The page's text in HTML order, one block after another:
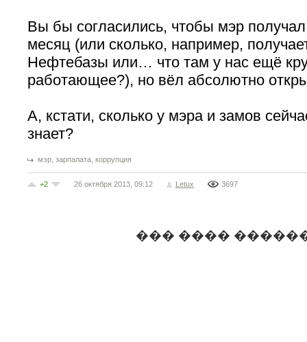
Вы бы согласились, чтобы мэр
месяц (или сколько, например,
Нефтебазы или… что там у нас ещё
работающее?), но вёл абсолютно
А, кстати, сколько у мэра и замов
знает?
мэр, зарпалата, коррупция
+2 26 октября 2013, 09:12 Letux 3697
��� ����